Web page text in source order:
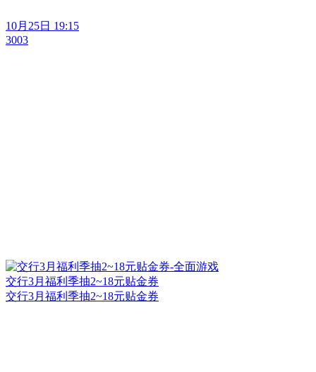
10月25日 19:15
3003
交行3月福利季抽2~18元贴金券
交行3月福利季抽2~18元贴金券